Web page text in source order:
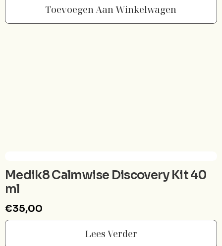
Toevoegen Aan Winkelwagen
Medik8 Calmwise Discovery Kit 40
ml
€35,00
Lees Verder